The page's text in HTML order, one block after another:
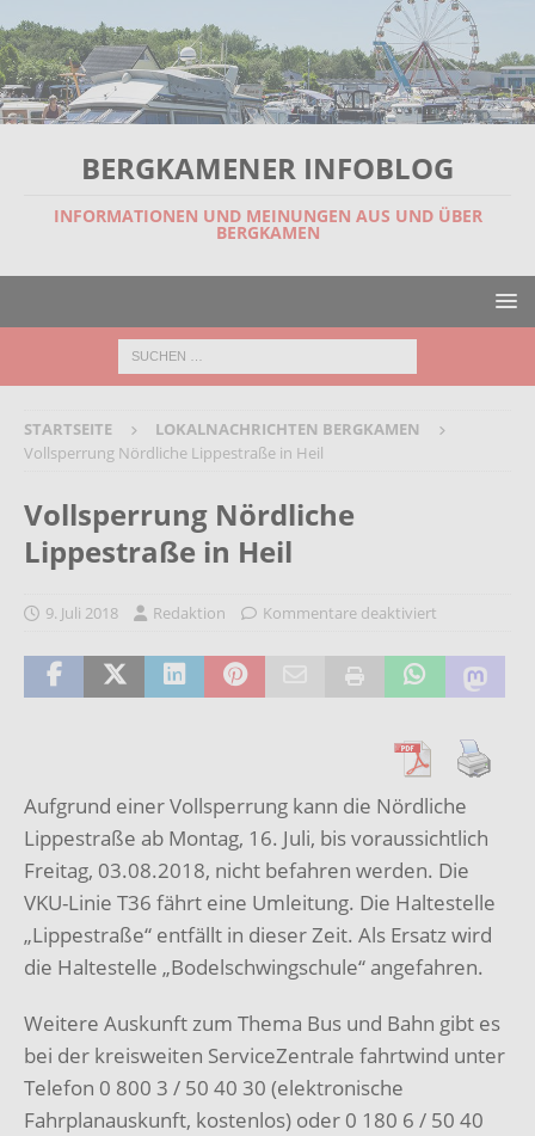
BERGKAMENER INFOBLOG
INFORMATIONEN UND MEINUNGEN AUS UND ÜBER
BERGKAMEN
STARTSEITE
LOKALNACHRICHTEN BERGKAMEN
Vollsperrung Nördliche Lippestraße in Heil
Vollsperrung Nördliche
Lippestraße in Heil
9. Juli 2018 Redaktion Kommentare deaktiviert
Aufgrund einer Vollsperrung kann die Nördliche
Lippestraße ab Montag, 16. Juli, bis voraussichtlich
Freitag, 03.08.2018, nicht befahren werden. Die
VKU-Linie T36 fährt eine Umleitung. Die Haltestelle
„Lippestraße“ entfällt in dieser Zeit. Als Ersatz wird
die Haltestelle „Bodelschwingschule“ angefahren.
Weitere Auskunft zum Thema Bus und Bahn gibt es
bei der kreisweiten ServiceZentrale fahrtwind unter
Telefon 0 800 3 / 50 40 30 (elektronische
Fahrplanauskunft, kostenlos) oder 0 180 6 / 50 40